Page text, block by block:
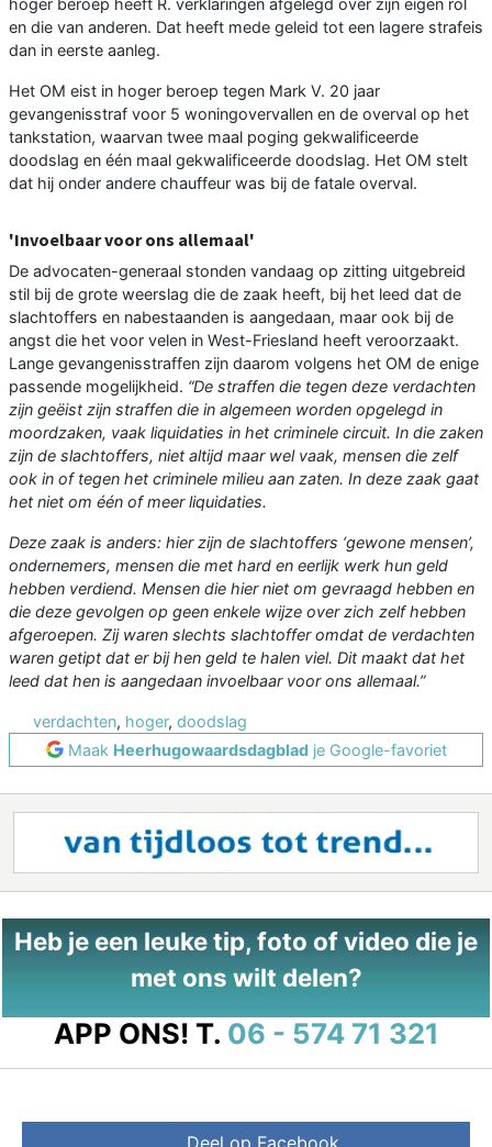
en die van anderen. Dat heeft mede geleid tot een lagere strafeis
dan in eerste aanleg.
Het OM eist in hoger beroep tegen Mark V. 20 jaar
gevangenisstraf voor 5 woningovervallen en de overval op het
tankstation, waarvan twee maal poging gekwalificeerde
doodslag en één maal gekwalificeerde doodslag. Het OM stelt
dat hij onder andere chauffeur was bij de fatale overval.
'Invoelbaar voor ons allemaal'
De advocaten-generaal stonden vandaag op zitting uitgebreid
stil bij de grote weerslag die de zaak heeft, bij het leed dat de
slachtoffers en nabestaanden is aangedaan, maar ook bij de
angst die het voor velen in West-Friesland heeft veroorzaakt.
Lange gevangenisstraffen zijn daarom volgens het OM de enige
passende mogelijkheid. “De straffen die tegen deze verdachten
zijn geëist zijn straffen die in algemeen worden opgelegd in
moordzaken, vaak liquidaties in het criminele circuit. In die zaken
zijn de slachtoffers, niet altijd maar wel vaak, mensen die zelf
ook in of tegen het criminele milieu aan zaten. In deze zaak gaat
het niet om één of meer liquidaties.
Deze zaak is anders: hier zijn de slachtoffers ‘gewone mensen’,
ondernemers, mensen die met hard en eerlijk werk hun geld
hebben verdiend. Mensen die hier niet om gevraagd hebben en
die deze gevolgen op geen enkele wijze over zich zelf hebben
afgeroepen. Zij waren slechts slachtoffer omdat de verdachten
waren getipt dat er bij hen geld te halen viel. Dit maakt dat het
leed dat hen is aangedaan invoelbaar voor ons allemaal.”
verdachten, hoger, doodslag
Maak Heerhugowaardsdagbladje Google-favoriet
Heb je een leuke tip, foto of video die je
met ons wilt delen?
APP ONS! T. 06 - 574 71 321
Deel op Facebook